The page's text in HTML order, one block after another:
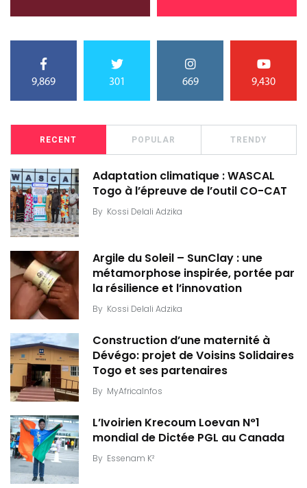
9,869 301 669 9,430
RECENT POPULAR TRENDY
Adaptation climatique : WASCAL
Togo à l’épreuve de l’outil CO-CAT
By Kossi Delali Adzika
Argile du Soleil – SunClay : une
métamorphose inspirée, portée par
la résilience et l’innovation
By Kossi Delali Adzika
Construction d’une maternité à
Dévégo: projet de Voisins Solidaires
Togo et ses partenaires
By MyAfricaInfos
L’Ivoirien Krecoum Loevan N°1
mondial de Dictée PGL au Canada
By Essenam K²